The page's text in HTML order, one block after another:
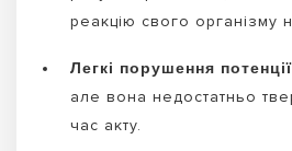
реакцію свого організму
Легкі порушення
але вона недостатньо
час акту.